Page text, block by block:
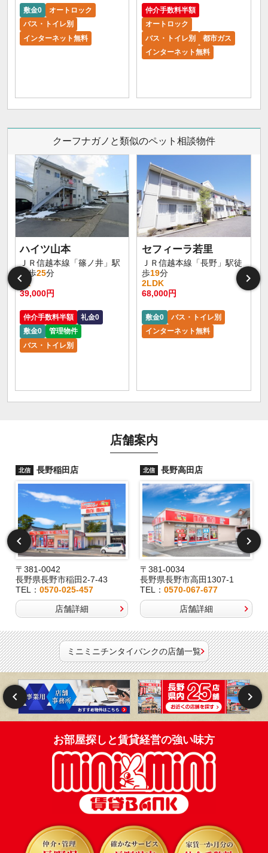
敷金0
オートロック
バス・トイレ別
インターネット無料
仲介手数料半額
オートロック
バス・トイレ別
都市ガス
インターネット無料
クーフナガノと類似のペット相談物件
ハイツ山本
ＪＲ信越本線「篠ノ井」駅
徒歩25分
3K
39,000円
仲介手数料半額
礼金0
敷金0
管理物件
バス・トイレ別
セフィーラ若里
ＪＲ信越本線「長野」駅徒
歩19分
2LDK
68,000円
敷金0
バス・トイレ別
インターネット無料
店舗案内
北信 長野稲田店
〒381-0042
長野県長野市稲田2-7-43
TEL：0570-025-457
店舗詳細
北信 長野高田店
〒381-0034
長野県長野市高田1307-1
TEL： 0570-067-677
店舗詳細
ミニミニチンタイバンクの店舗一覧
お部屋探しと賃貸経営の強い味方